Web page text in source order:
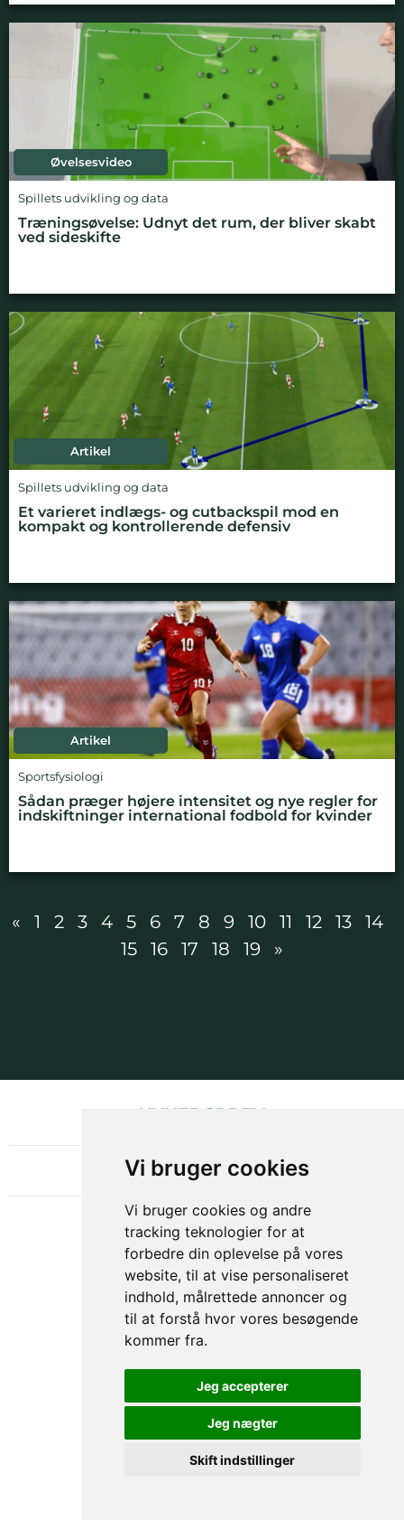
Vi bruger cookies
Vi bruger cookies og andre
tracking teknologier for at
forbedre din oplevelse på vores
website, til at vise personaliseret
indhold, målrettede annoncer og
til at forstå hvor vores besøgende
kommer fra.
Jeg accepterer
Jeg nægter
Skift indstillinger
Øvelsesvideo
Spillets udvikling og data
Træningsøvelse: Udnyt det rum, der bliver skabt
ved sideskifte
Artikel
Spillets udvikling og data
Et varieret indlægs- og cutbackspil mod en
kompakt og kontrollerende defensiv
Artikel
Sportsfysiologi
Sådan præger højere intensitet og nye regler for
indskiftninger international fodbold for kvinder
« 1 2 3 4 5 6 7 8 9 10 11 12 13
14
15
16 17 18 19 »
NYHEDSBREV
OM GAMECHANGER